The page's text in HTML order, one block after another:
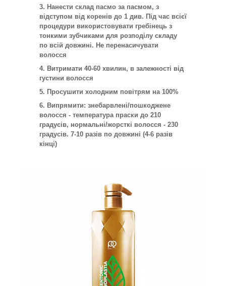
Нанести склад пасмо за пасмом, з
відступом від коренів до 1 див. Під час всієї
процедури використовувати гребінець з
тонкими зубчиками для розподілу складу
по всій довжині. Не перенасичувати
волосся
Витримати 40-60 хвилин, в залежності від
густини волосся
Просушити холодним повітрям на 100%
Випрямити: знебарвлені/пошкоджене
волосся - температура праски до 210
градусів, нормальні/жорсткі волосся - 230
градусів. 7-10 разів по довжині (4-6 разів
кінці)